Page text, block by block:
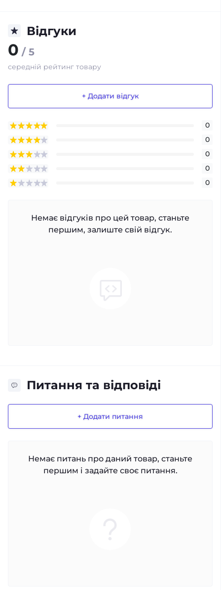
Відгуки
0 / 5
середній рейтинг товару
+ Додати відгук
0
0
0
0
0
Немає відгуків про цей товар, станьте
першим, залиште свій відгук.
Питання та відповіді
+ Додати питання
Немає питань про даний товар, станьте
першим і задайте своє питання.